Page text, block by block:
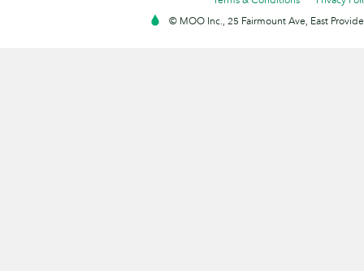
© MOO Inc., 25 Fairmount Ave, East